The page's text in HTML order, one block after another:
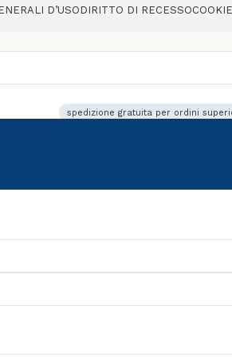
D’USO DIRITTO DI RECESSO
spedizione gratuita per ordini